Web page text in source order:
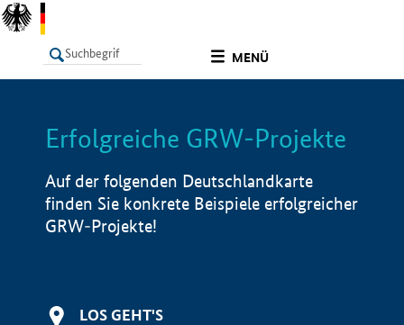
MENÜ
LISTE Info
Erfolgreiche GRW-Projekte
Auf der folgenden Deutschlandkarte
finden Sie konkrete Beispiele erfolgreicher
GRW-Projekte!
LOS GEHT'S